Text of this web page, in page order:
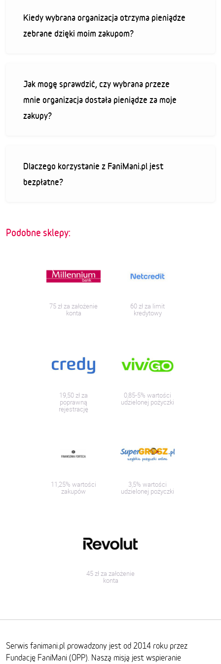
Kiedy wybrana organizacja otrzyma pieniądze
zebrane dzięki moim zakupom?
Jak mogę sprawdzić, czy wybrana przeze
mnie organizacja dostała pieniądze za moje
zakupy?
Dlaczego korzystanie z FaniMani.pl jest
bezpłatne?
Podobne sklepy:
75 zł za założenie
konta
60 zł za limit
kredytowy
19,50 zł za
poprawną
rejestrację
0,85-5% wartości
udzielonej pożyczki
11,25% wartości
zakupów
3,5% wartości
udzielonej pożyczki
45 zł za założenie
konta
Serwis fanimani.pl prowadzony jest od 2014 roku przez
Fundację FaniMani (OPP). Naszą misją jest wspieranie